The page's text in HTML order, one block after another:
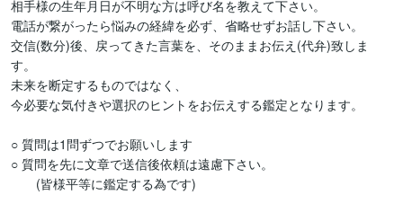
相手様の生年月日が不明な方は呼び名を教えて下さい。
電話が繋がったら悩みの経緯を必ず、省略せずお話し下さい。
交信(数分)後、戻ってきた言葉を、そのままお伝え(代弁)致しま
す。
未来を断定するものではなく、
今必要な気付きや選択のヒントをお伝えする鑑定となります。
○ 質問は1問ずつでお願いします
○ 質問を先に文章で送信後依頼は遠慮下さい。
(皆様平等に鑑定する為です)